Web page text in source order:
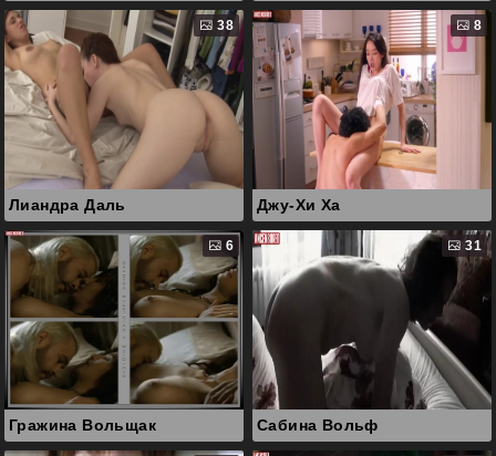
38
Лиандра Даль
8
Джу-Хи Ха
6
Гражина Вольщак
31
Сабина Вольф